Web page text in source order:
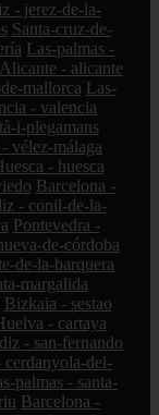
- jerez-de-la-
Santa-cruz-de-
Las-palmas -
Alicante - alicante
mallorca Las-
- valencia
i-plegamans
vélez-málaga
- huesca
Barcelona -
- conil-de-la-
Pontevedra -
de-córdoba
de-la-barquera
margalida
Bizkaia - sestao
- cartaya
- san-fernando
cerdanyola-del-
palmas - santa-
Barcelona -